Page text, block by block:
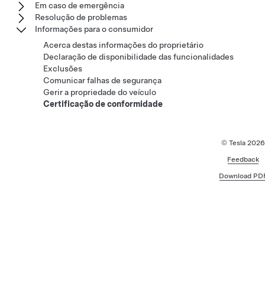
Em caso de emergência
Resolução de problemas
Informações para o consumidor
Acerca destas informações do proprietário
Declaração de disponibilidade das funcionalidades
Exclusões
Comunicar falhas de segurança
Gerir a propriedade do veículo
Certificação de conformidade
© Tesla 2026
Feedback
Download